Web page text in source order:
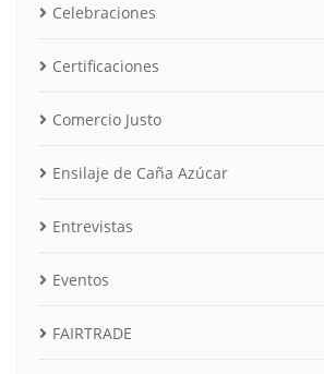
Celebraciones
Certificaciones
Comercio Justo
Ensilaje de Caña Azúcar
Entrevistas
Eventos
FAIRTRADE